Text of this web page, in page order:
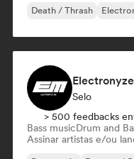
Death / Thrash
Selo
> 500 feedbacks
Bass musicDrum and
Assinar artistas e/ou